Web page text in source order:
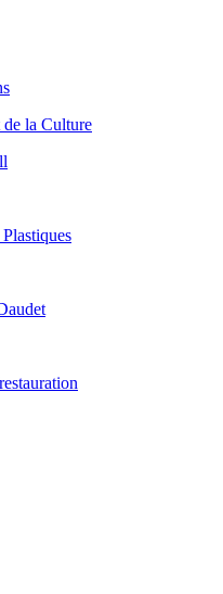
la Culture